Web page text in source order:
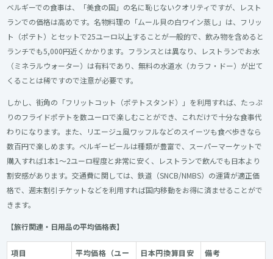
ベルギーでの食事は、「美食の国」の名に恥じないクオリティですが、レスト
ランでの価格は高めです。名物料理の「ムール貝の白ワイン蒸し」は、フリッ
ト（ポテト）とセットで25ユーロ以上することが一般的で、飲み物を含めると
ランチでも5,000円近くかかります。フランスとは異なり、レストランでお水
（ミネラルウォーター）は有料であり、無料の水道水（カラフ・ドー）が出て
くることは稀ですので注意が必要です。
しかし、街角の「フリットコット（ポテトスタンド）」を利用すれば、たっぷ
りのフライドポテトを数ユーロで楽しむことができ、これだけで十分な食事代
わりになります。また、リエージュ風ワッフルなどのスイーツも食べ歩きなら
数百円で楽しめます。ベルギービールは種類が豊富で、スーパーマーケットで
購入すれば1本1〜2ユーロ程度と非常に安く、レストランで飲んでも日本より
割安感があります。交通費に関しては、鉄道（SNCB/NMBS）の運賃が適正価
格で、週末割引チケットなどを利用すれば国内移動をお得に済ませることがで
きます。
【旅行関連・日用品の平均価格表】
項目
平均価格（ユー
日本円換算目安 備考